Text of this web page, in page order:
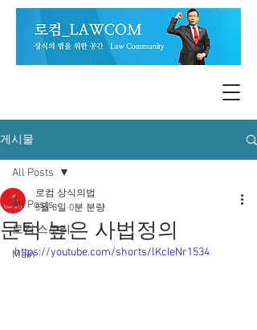
게시물
All Posts
로컴 스토리
Main
All Posts
문턱 높은 사법정의
로컴 상식의법
5월 8일 0분 분량
https://youtube.com/shorts/lKcIeNr1534